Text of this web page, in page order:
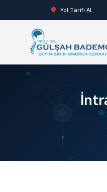
Yol Tarifi Al